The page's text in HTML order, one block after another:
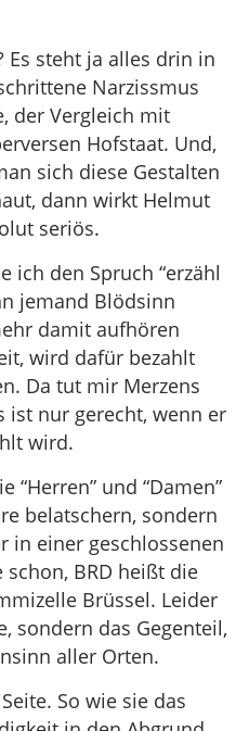
Es steht ja alles drin in
Narzissmus
der Vergleich mit
Hofstaat. Und,
sich diese Gestalten
dann wirkt Helmut
seriös.
ich den Spruch “erzähl
jemand Blödsinn
damit aufhören
wird dafür bezahlt
Da tut mir Merzens
ist nur gerecht, wenn er
wird.
“Herren” und “Damen”
belatschern, sondern
in einer geschlossenen
BRD heißt die
Brüssel. Leider
sondern das Gegenteil,
aller Orten.
So wie sie das